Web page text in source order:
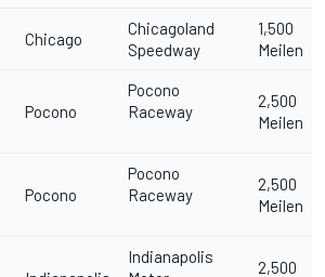
Chicago
Chicagoland
Speedway
1,500
Meilen
Pocono
Pocono
Raceway
2,500
Meilen
Pocono
Pocono
Raceway
2,500
Meilen
Indianapolis
2,500